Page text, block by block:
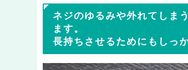
ネジのゆるみや外れてしま
ます。
長持ちさせるためにもしっ